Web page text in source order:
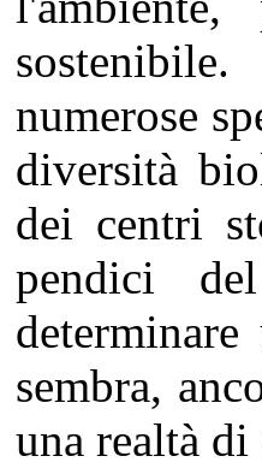
sostenibile.
numerose
diversità
dei centri
pendici
sembra,
una realtà